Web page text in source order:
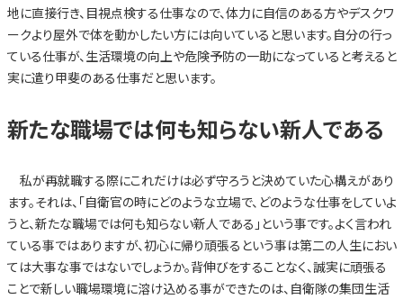
地に直接行き、目視点検する仕事なので、体力に自信のある方やデスクワ
ークより屋外で体を動かしたい方には向いていると思います。自分の行っ
ている仕事が、生活環境の向上や危険予防の一助になっていると考えると
実に遣り甲斐のある仕事だと思います。
新たな職場では何も知らない新人である
私が再就職する際にこれだけは必ず守ろうと決めていた心構えがあり
ます。それは、「自衛官の時にどのような立場で、どのような仕事をしていよ
うと、新たな職場では何も知らない新人である」という事です。よく言われ
ている事ではありますが、初心に帰り頑張るという事は第二の人生におい
ては大事な事ではないでしょうか。背伸びをすることなく、誠実に頑張る
ことで新しい職場環境に溶け込める事ができたのは、自衛隊の集団生活